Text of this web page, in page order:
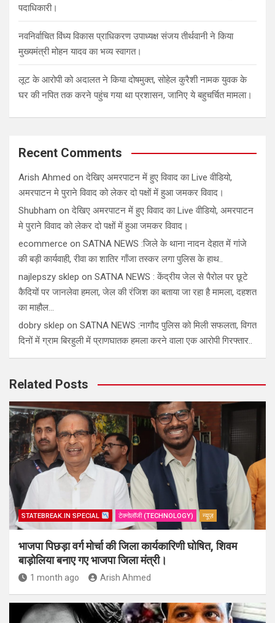
पदाधिकारी।
नवनिर्वाचित विंध्य विकास प्राधिकरण उपाध्यक्ष संजय तीर्थवानी ने किया
मुख्यमंत्री मोहन यादव का भव्य स्वागत।
लूट के आरोपी को अदालत ने किया दोषमुक्त, सोहेल कुरैशी नामक युवक के
घर की नपित तक करने पहुंच गया था प्रशासन, जानिए ये बहुचर्चित मामला।
Recent Comments
Arish Ahmed onदेखिए अमरपाटन में हुए विवाद का Live वीडियो,
अमरपाटन मे पुराने विवाद को लेकर दो पक्षों में हुआ जमकर विवाद।
Shubham onदेखिए अमरपाटन में हुए विवाद का Live वीडियो, अमरपाटन
मे पुराने विवाद को लेकर दो पक्षों में हुआ जमकर विवाद।
ecommerce on SATNA NEWS :जिले के थाना नादन देहात में गांजे
की बड़ी कार्यवाही, रीवा का शातिर गाँजा तस्कर लगा पुलिस के हाथ..
najlepszy sklep on SATNA NEWS : केंद्रीय जेल से पैरोल पर छूटे
कैदियों पर जानलेवा हमला, जेल की रंजिश का बताया जा रहा है मामला, दहशत
का माहौल…
dobry sklep on SATNA NEWS :नागौद पुलिस को मिली सफलता, विगत
दिनों में ग्राम बिरहुली में प्राणघातक हमला करने वाला एक आरोपी गिरफ्तार..
Related Posts
STATEBREAK.IN SPECIAL टेक्नोलॉजी (TECHNOLOGY) न्यूज़
भाजपा पिछड़ा वर्ग मोर्चा की जिला कार्यकारिणी घोषित, शिवम
बाड़ोलिया बनाए गए भाजपा जिला मंत्री।
1 month ago Arish Ahmed